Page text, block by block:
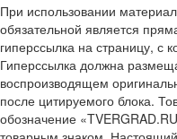
При использовании
обязательной является
гиперссылка на страницу, с
Гиперссылка должна
воспроизводящем
после цитируемого блока.
обозначение